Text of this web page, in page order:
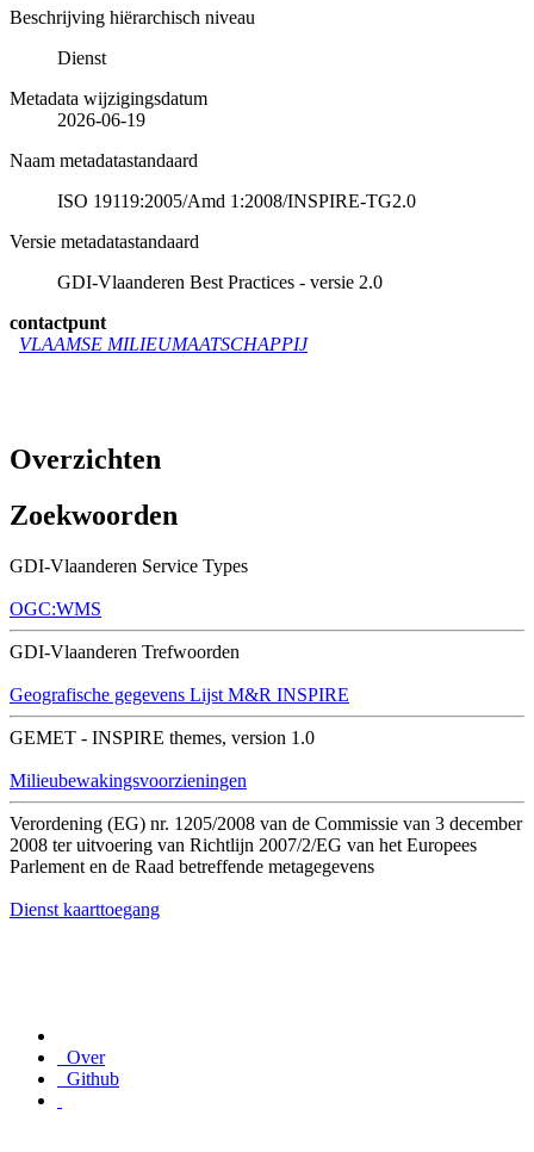
Beschrijving hiërarchisch niveau
Dienst
Metadata wijzigingsdatum
2026-06-19
Naam metadatastandaard
ISO 19119:2005/Amd 1:2008/INSPIRE-TG2.0
Versie metadatastandaard
GDI-Vlaanderen Best Practices - versie 2.0
contactpunt
VLAAMSE MILIEUMAATSCHAPPIJ
Overzichten
Zoekwoorden
GDI-Vlaanderen Service Types
OGC:WMS
GDI-Vlaanderen Trefwoorden
Geografische gegevens Lijst M&R INSPIRE
GEMET - INSPIRE themes, version 1.0
Milieubewakingsvoorzieningen
Verordening (EG) nr. 1205/2008 van de Commissie van 3 december
2008 ter uitvoering van Richtlijn 2007/2/EG van het Europees
Parlement en de Raad betreffende metagegevens
Dienst kaarttoegang
Over
Github